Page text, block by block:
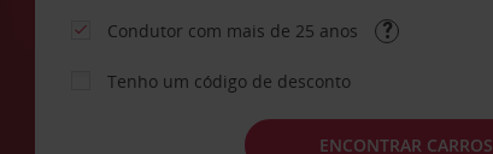
Condutor com mais de 25 anos
Tenho um código de desconto
ENCONTRAR CARROS